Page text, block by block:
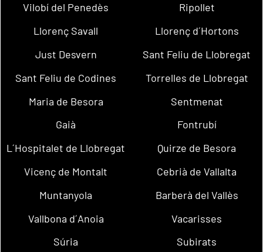
Vilobí del Penedès
Ripollet
Llorenç Savall
Llorenç d´Hortons
Just Desvern
Sant Feliu de Llobregat
Sant Feliu de Codines
Torrelles de Llobregat
Maria de Besora
Sentmenat
Gaià
Fontrubí
L´Hospitalet de Llobregat
Quirze de Besora
Vicenç de Montalt
Cebrià de Vallalta
Muntanyola
Barberà del Vallès
Vallbona d´Anoia
Vacarisses
Súria
Subirats